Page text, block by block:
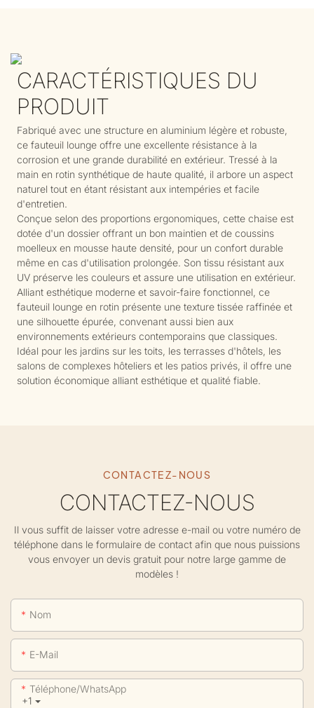
CARACTÉRISTIQUES DU
PRODUIT
Fabriqué avec une structure en aluminium légère et robuste,
ce fauteuil lounge offre une excellente résistance à la
corrosion et une grande durabilité en extérieur. Tressé à la
main en rotin synthétique de haute qualité, il arbore un aspect
naturel tout en étant résistant aux intempéries et facile
d'entretien.
Conçue selon des proportions ergonomiques, cette chaise est
dotée d'un dossier offrant un bon maintien et de coussins
moelleux en mousse haute densité, pour un confort durable
même en cas d'utilisation prolongée. Son tissu résistant aux
UV préserve les couleurs et assure une utilisation en extérieur.
Alliant esthétique moderne et savoir-faire fonctionnel, ce
fauteuil lounge en rotin présente une texture tissée raffinée et
une silhouette épurée, convenant aussi bien aux
environnements extérieurs contemporains que classiques.
Idéal pour les jardins sur les toits, les terrasses d'hôtels, les
salons de complexes hôteliers et les patios privés, il offre une
solution économique alliant esthétique et qualité fiable.
CONTACTEZ-NOUS
CONTACTEZ-NOUS
Il vous suffit de laisser votre adresse e-mail ou votre numéro de
téléphone dans le formulaire de contact afin que nous puissions
vous envoyer un devis gratuit pour notre large gamme de
modèles !
Nom
E-Mail
+1
Téléphone/WhatsApp